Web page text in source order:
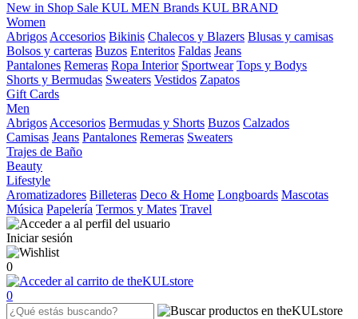
New in Shop Sale KUL MEN Brands KUL BRAND
Women
Abrigos Accesorios Bikinis Chalecos y Blazers Blusas y camisas
Bolsos y carteras Buzos Enteritos Faldas Jeans
Pantalones Remeras Ropa Interior Sportwear Tops y Bodys
Shorts y Bermudas Sweaters Vestidos Zapatos
Gift Cards
Men
Abrigos Accesorios Bermudas y Shorts Buzos Calzados
Camisas Jeans Pantalones Remeras Sweaters
Trajes de Baño
Beauty
Lifestyle
Aromatizadores Billeteras Deco & Home Longboards Mascotas
Música Papelería Termos y Mates Travel
Iniciar sesión
0
0